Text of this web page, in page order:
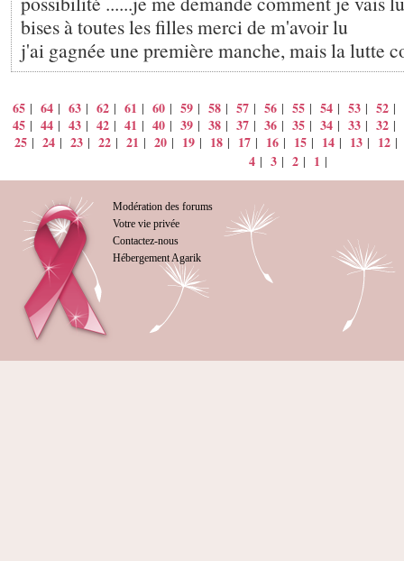
bises à toutes les filles merci de m'avoir lu
j'ai gagnée une première manche, mais la lutte
65 | 64 | 63 | 62 | 61 | 60 | 59 | 58 | 57 | 56 | 55 | 54 | 53 | 52 |
45 | 44 | 43 | 42 | 41 | 40 | 39 | 38 | 37 | 36 | 35 | 34 | 33 | 32 |
25 |24 |23 |22 |21 |20 | 19 | 18 | 17 | 16 | 15 | 14 | 13 | 12
4 | 3 | 2 | 1 |
Modération des forums
Votre vie privée
Contactez-nous
Hébergement Agarik